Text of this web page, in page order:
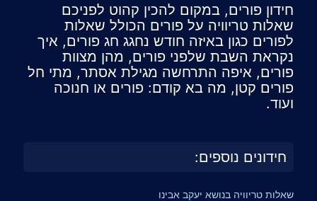
חידון פורים, במקום להכין קהוט לפניכם
שאלות טריוויה על פורים הכולל שאלות
לפורים כגון באיזה חודש נחגג חג פורים, איך
נקראת השבת שלפני פורים, מהן מצוות
פורים, איפה התרחשה מגילת אסתר, מתי חל
פורים קטן, מה בא קודם: פורים או חנוכה
ועוד.
חידונים נוספים:
שאלות טריוויה בנושא יעקב אבינו